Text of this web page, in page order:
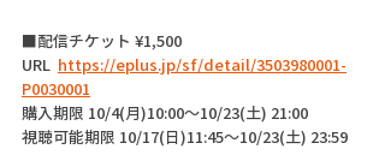
■配信チケット ¥1,500
URL https://eplus.jp/sf/detail/3503980001-
P0030001
購入期限 10/4(月)10:00〜10/23(土) 21:00
視聴可能期限 10/17(日)11:45〜10/23(土) 23:59